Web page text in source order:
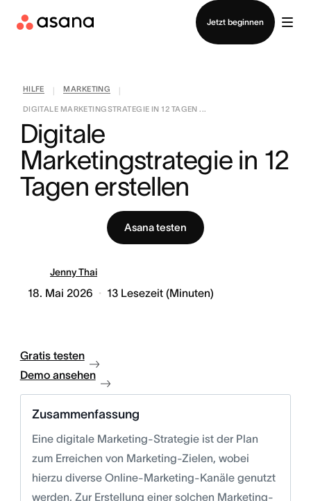
Jetzt beginnen
Vertrieb kontaktieren
HILFE MARKETING
DIGITALE MARKETINGSTRATEGIE IN 12 TAGEN ...
Digitale
Marketingstrategie in 12
Tagen erstellen
Asana testen
Jenny Thai
18. Mai 2026 13 Lesezeit (Minuten)
Gratis testen
Demo ansehen
Zusammenfassung
Eine digitale Marketing-Strategie ist der Plan
zum Erreichen von Marketing-Zielen, wobei
hierzu diverse Online-Marketing-Kanäle genutzt
werden. Zur Erstellung einer solchen Marketing-